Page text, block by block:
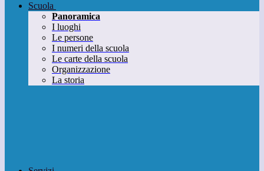
Scuola
Panoramica
I luoghi
Le persone
I numeri della scuola
Le carte della scuola
Organizzazione
La storia